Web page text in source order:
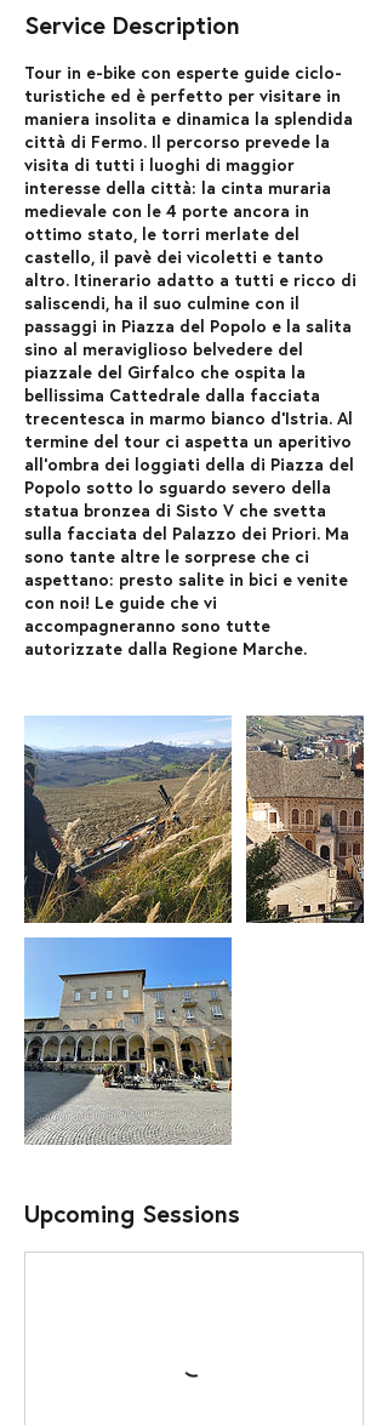
Service Description
Tour in e-bike con esperte guide ciclo-
turistiche ed è perfetto per visitare in
maniera insolita e dinamica la splendida
città di Fermo. Il percorso prevede la
visita di tutti i luoghi di maggior
interesse della città: la cinta muraria
medievale con le 4 porte ancora in
ottimo stato, le torri merlate del
castello, il pavè dei vicoletti e tanto
altro. Itinerario adatto a tutti e ricco di
saliscendi, ha il suo culmine con il
passaggi in Piazza del Popolo e la salita
sino al meraviglioso belvedere del
piazzale del Girfalco che ospita la
bellissima Cattedrale dalla facciata
trecentesca in marmo bianco d’Istria. Al
termine del tour ci aspetta un aperitivo
all’ombra dei loggiati della di Piazza del
Popolo sotto lo sguardo severo della
statua bronzea di Sisto V che svetta
sulla facciata del Palazzo dei Priori. Ma
sono tante altre le sorprese che ci
aspettano: presto salite in bici e venite
con noi! Le guide che vi
accompagneranno sono tutte
autorizzate dalla Regione Marche.
Upcoming Sessions